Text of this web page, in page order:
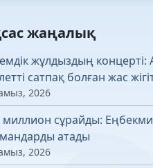
жаңалық
жұлдыздың
сатпақ болған жас
2026
миллион сұрайды:
атады
2026